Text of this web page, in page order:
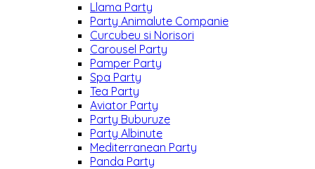
Llama Party
Party Animalute Companie
Curcubeu si Norisori
Carousel Party
Pamper Party
Spa Party
Tea Party
Aviator Party
Party Buburuze
Party Albinute
Mediterranean Party
Panda Party